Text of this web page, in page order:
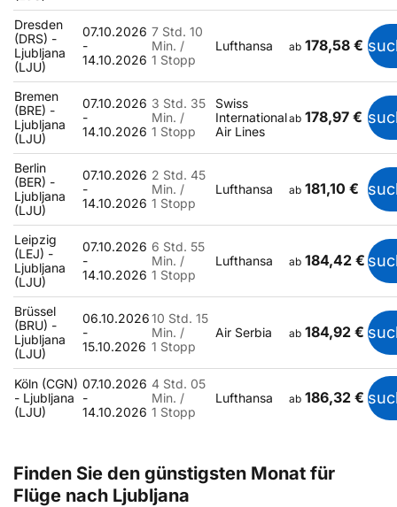
Dresden
(DRS) -
Ljubljana
(LJU)
07.10.2026
-
14.10.2026
7 Std. 10
Min. /
1 Stopp
Lufthansa ab 178,58 €
Bremen
(BRE) -
Ljubljana
(LJU)
07.10.2026
-
14.10.2026
3 Std. 35
Min. /
1 Stopp
Swiss
International
Air Lines
ab 178,97 €
Berlin
(BER) -
Ljubljana
(LJU)
07.10.2026
-
14.10.2026
2 Std. 45
Min. /
1 Stopp
Lufthansa ab 181,10 €
Leipzig
(LEJ) -
Ljubljana
(LJU)
07.10.2026
-
14.10.2026
6 Std. 55
Min. /
1 Stopp
Lufthansa ab 184,42 €
Brüssel
(BRU) -
Ljubljana
(LJU)
06.10.2026
-
15.10.2026
10 Std. 15
Min. /
1 Stopp
Air Serbia ab 184,92 €
Köln (CGN)
- Ljubljana
(LJU)
07.10.2026
-
14.10.2026
4 Std. 05
Min. /
1 Stopp
Lufthansa ab 186,32 €
Finden Sie den günstigsten Monat für
Flüge nach Ljubljana